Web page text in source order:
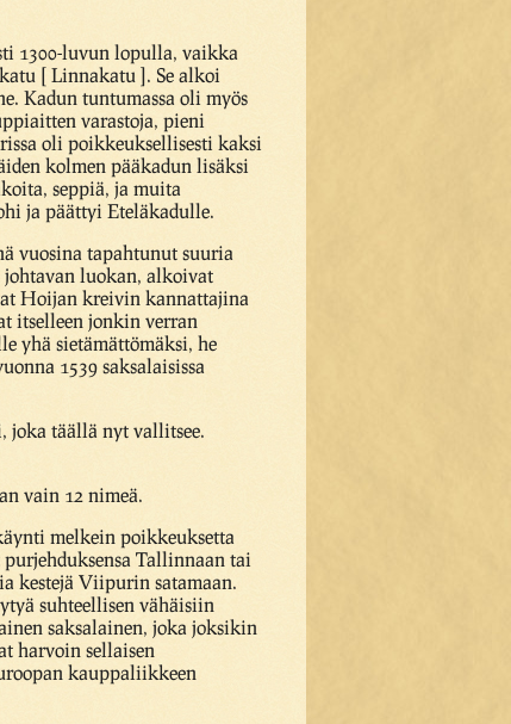
1300-luvun lopulla, vaikka
[ Linnakatu ]. Se alkoi
Kadun tuntumassa oli myös
varastoja, pieni
oli poikkeuksellisesti kaksi
kolmen pääkadun lisäksi
seppiä, ja muita
ja päättyi Eteläkadulle.
vuosina tapahtunut suuria
luokan, alkoivat
Hoijan kreivin kannattajina
itselleen jonkin verran
yhä sietämättömäksi, he
1539 saksalaisissa
joka täällä nyt vallitsee.
vain 12 nimeä.
melkein poikkeuksetta
Tallinnaan tai
kestejä Viipurin satamaan.
suhteellisen vähäisiin
saksalainen, joka joksikin
harvoin sellaisen
kauppaliikkeen